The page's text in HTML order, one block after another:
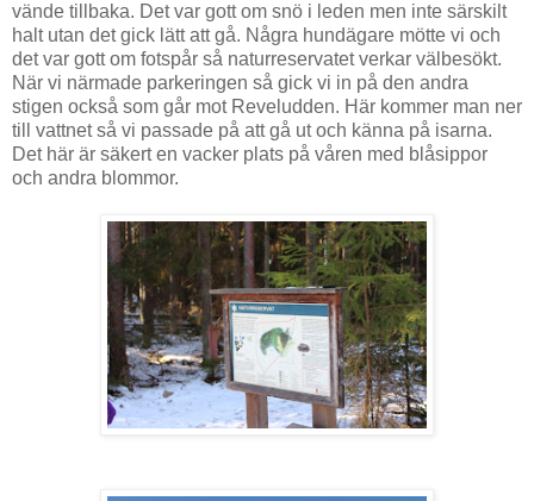
vände tillbaka. Det var gott om snö i leden men inte särskilt
halt utan det gick lätt att gå. Några hundägare mötte vi och
det var gott om fotspår så naturreservatet verkar välbesökt.
När vi närmade parkeringen så gick vi in på den andra
stigen också som går mot Reveludden. Här kommer man ner
till vattnet så vi passade på att gå ut och känna på isarna.
Det här är säkert en vacker plats på våren med blåsippor
och andra blommor.